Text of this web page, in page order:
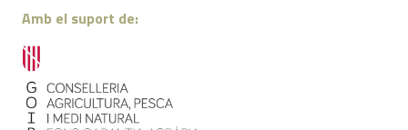
Amb el suport de: